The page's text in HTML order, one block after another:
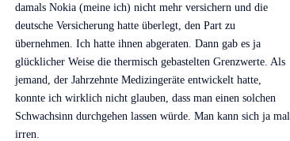
damals Nokia (meine ich) nicht mehr versichern und die
deutsche Versicherung hatte überlegt, den Part zu
übernehmen. Ich hatte ihnen abgeraten. Dann gab es ja
glücklicher Weise die thermisch gebastelten Grenzwerte. Als
jemand, der Jahrzehnte Medizingeräte entwickelt hatte,
konnte ich wirklich nicht glauben, dass man einen solchen
Schwachsinn durchgehen lassen würde. Man kann sich ja mal
irren.